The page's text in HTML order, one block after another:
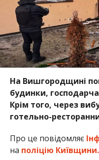
На Вишгородщині
будинки,
Крім того, через
готельно-
Про це повідомляє
на поліцію Київщини.